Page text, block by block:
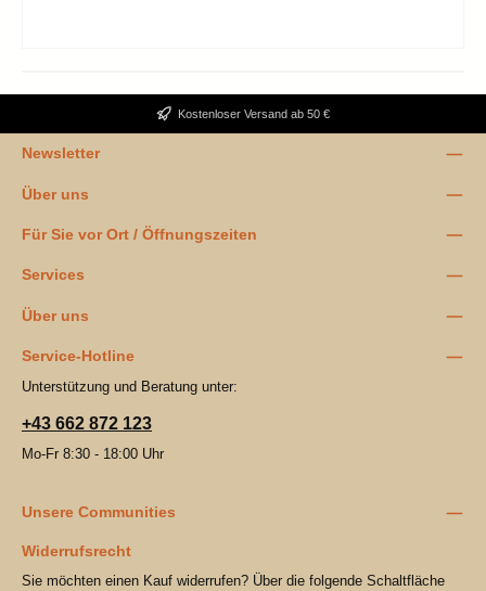
Kostenloser Versand ab 50 €
Newsletter
Über uns
Für Sie vor Ort / Öffnungszeiten
Services
Über uns
Service-Hotline
Unterstützung und Beratung unter:
+43 662 872 123
Mo-Fr 8:30 - 18:00 Uhr
Unsere Communities
Widerrufsrecht
Sie möchten einen Kauf widerrufen? Über die folgende Schaltfläche